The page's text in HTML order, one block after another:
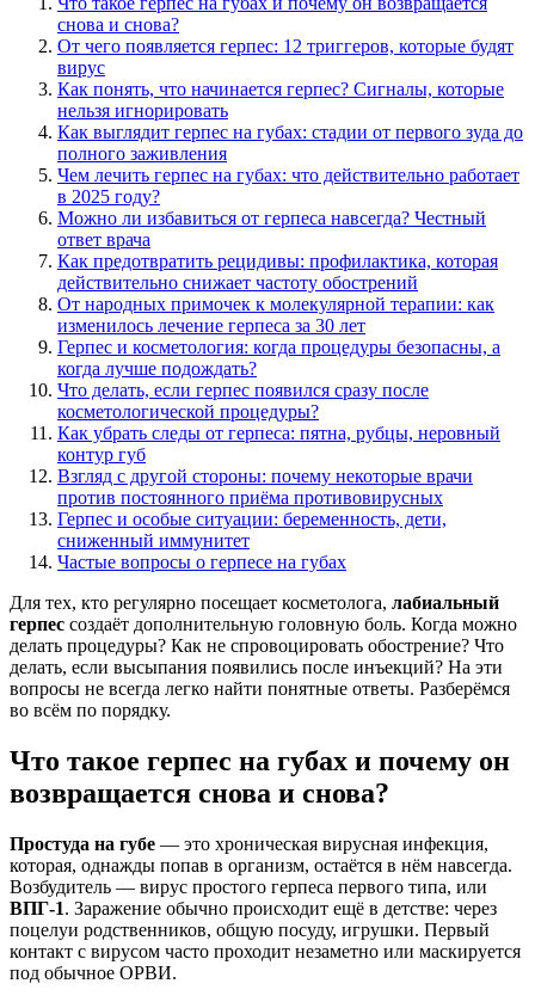
снова и снова?
От чего появляется герпес: 12 триггеров, которые будят
вирус
Как понять, что начинается герпес? Сигналы, которые
нельзя игнорировать
Как выглядит герпес на губах: стадии от первого зуда до
полного заживления
Чем лечить герпес на губах: что действительно работает
в 2025 году?
Можно ли избавиться от герпеса навсегда? Честный
ответ врача
Как предотвратить рецидивы: профилактика, которая
действительно снижает частоту обострений
От народных примочек к молекулярной терапии: как
изменилось лечение герпеса за 30 лет
Герпес и косметология: когда процедуры безопасны, а
когда лучше подождать?
Что делать, если герпес появился сразу после
косметологической процедуры?
Как убрать следы от герпеса: пятна, рубцы, неровный
контур губ
Взгляд с другой стороны: почему некоторые врачи
против постоянного приёма противовирусных
Герпес и особые ситуации: беременность, дети,
сниженный иммунитет
Частые вопросы о герпесе на губах
Для тех, кто регулярно посещает косметолога, лабиальный
герпес создаёт дополнительную головную боль. Когда можно
делать процедуры? Как не спровоцировать обострение? Что
делать, если высыпания появились после инъекций? На эти
вопросы не всегда легко найти понятные ответы. Разберёмся
во всём по порядку.
Что такое герпес на губах и почему он
возвращается снова и снова?
Простуда на губе — это хроническая вирусная инфекция,
которая, однажды попав в организм, остаётся в нём навсегда.
Возбудитель — вирус простого герпеса первого типа, или
ВПГ-1. Заражение обычно происходит ещё в детстве: через
поцелуи родственников, общую посуду, игрушки. Первый
контакт с вирусом часто проходит незаметно или маскируется
под обычное ОРВИ.